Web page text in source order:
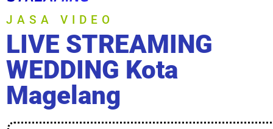
JASA VIDEO
LIVE STREAMING
WEDDING Kota
Magelang